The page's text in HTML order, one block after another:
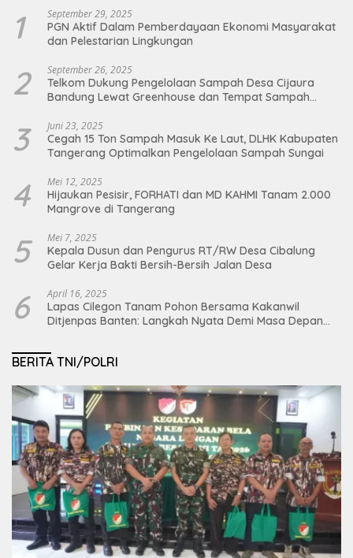
1 September 29, 2025
PGN Aktif Dalam Pemberdayaan Ekonomi Masyarakat
dan Pelestarian Lingkungan
2 September 26, 2025
Telkom Dukung Pengelolaan Sampah Desa Cijaura
Bandung Lewat Greenhouse dan Tempat Sampah
3 Juni 23, 2025
Cegah 15 Ton Sampah Masuk Ke Laut, DLHK Kabupaten
Tangerang Optimalkan Pengelolaan Sampah Sungai
4 Mei 12, 2025
Hijaukan Pesisir, FORHATI dan MD KAHMI Tanam 2.000
Mangrove di Tangerang
5 Mei 7, 2025
Kepala Dusun dan Pengurus RT/RW Desa Cibalung
Gelar Kerja Bakti Bersih-Bersih Jalan Desa
6 April 16, 2025
Lapas Cilegon Tanam Pohon Bersama Kakanwil
Ditjenpas Banten: Langkah Nyata Demi Masa Depan
BERITA TNI/POLRI